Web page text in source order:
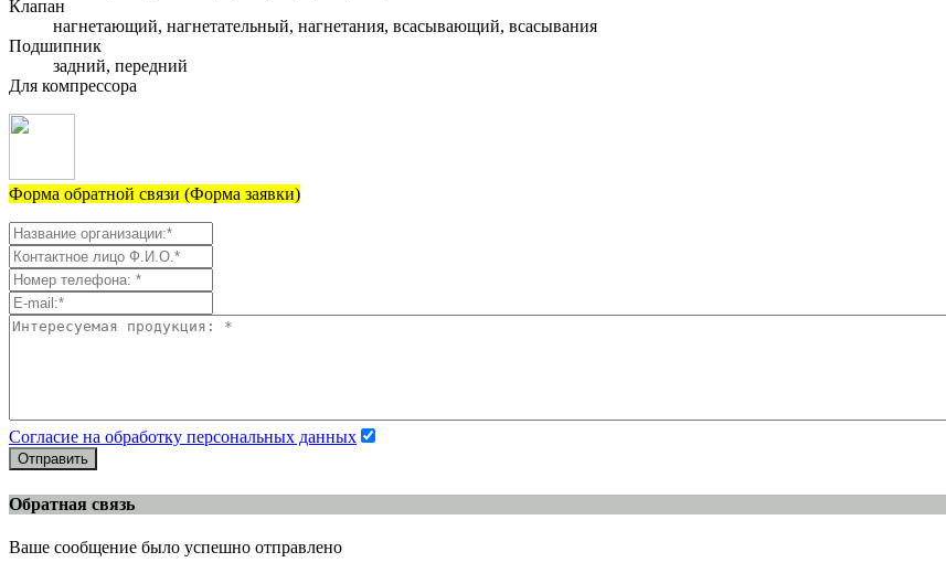
Клапан
нагнетающий, нагнетательный, нагнетания, всасывающий, всасывания
Подшипник
задний, передний
Для компрессора
Форма обратной связи (Форма заявки)
Согласие на обработку персональных данных
Отправить
Обратная связь
Ваше сообщение было успешно отправлено